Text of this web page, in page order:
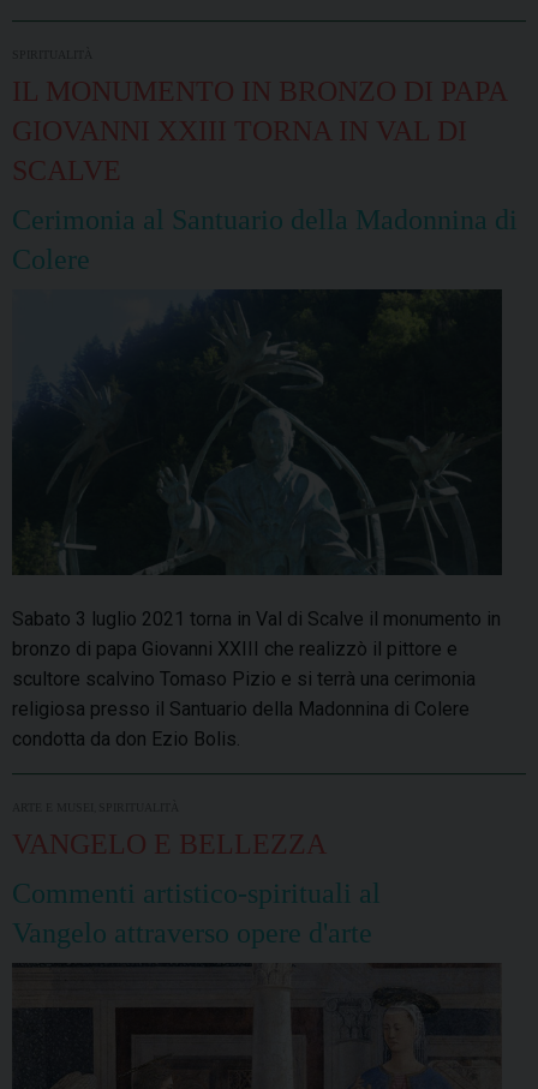
IL MONUMENTO IN BRONZO DI PAPA
GIOVANNI XXIII TORNA IN VAL DI
SCALVE
Cerimonia al Santuario della Madonnina di
Colere
Sabato 3 luglio 2021 torna in Val di Scalve il monumento in
bronzo di papa Giovanni XXIII che realizzò il pittore e
scultore scalvino Tomaso Pizio e si terrà una cerimonia
religiosa presso il Santuario della Madonnina di Colere
condotta da don Ezio Bolis.
VANGELO E BELLEZZA
Commenti artistico-spirituali al
Vangelo attraverso opere d'arte